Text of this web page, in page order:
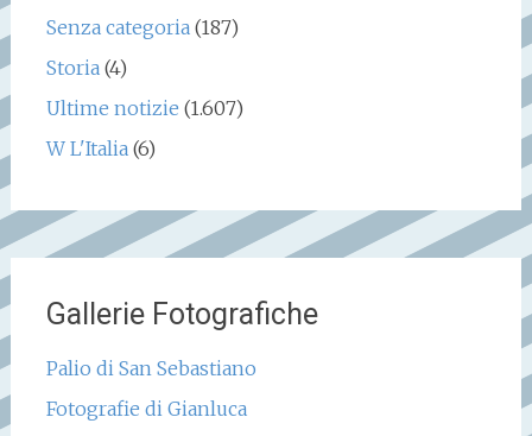
Senza categoria(187)
Storia(4)
Ultime notizie (1.607)
W L'Italia(6)
Gallerie Fotografiche
Palio di San Sebastiano
Fotografie di Gianluca